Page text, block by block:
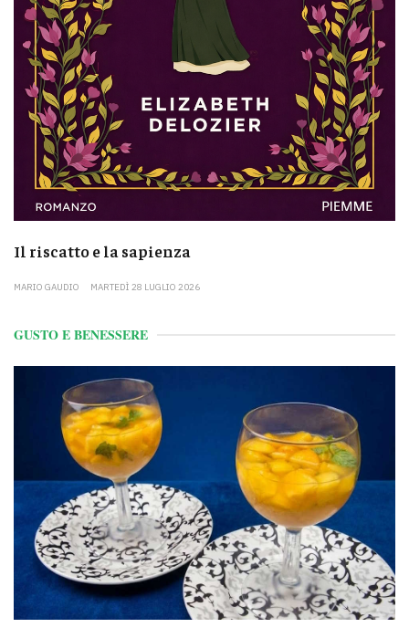
Il riscatto e la sapienza
MARIO GAUDIO MARTEDÌ 28 LUGLIO 2026
GUSTO E BENESSERE